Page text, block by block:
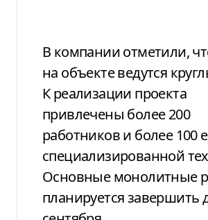
В компании отметили,
на объекте ведутся
К реализации проекта
привлечены более 200
работников и более 100
специализированной
Основные монолитные
планируется завершить